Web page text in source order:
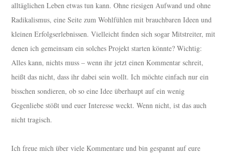
alltäglichen Leben etwas tun kann. Ohne riesigen Aufwand und ohne
Radikalismus, eine Seite zum Wohlfühlen mit brauchbaren Ideen und
kleinen Erfolgserlebnissen. Vielleicht finden sich sogar Mitstreiter, mit
denen ich gemeinsam ein solches Projekt starten könnte? Wichtig:
Alles kann, nichts muss – wenn ihr jetzt einen Kommentar schreit,
heißt das nicht, dass ihr dabei sein wollt. Ich möchte einfach nur ein
bisschen sondieren, ob so eine Idee überhaupt auf ein wenig
Gegenliebe stößt und euer Interesse weckt. Wenn nicht, ist das auch
nicht tragisch.
Ich freue mich über viele Kommentare und bin gespannt auf eure